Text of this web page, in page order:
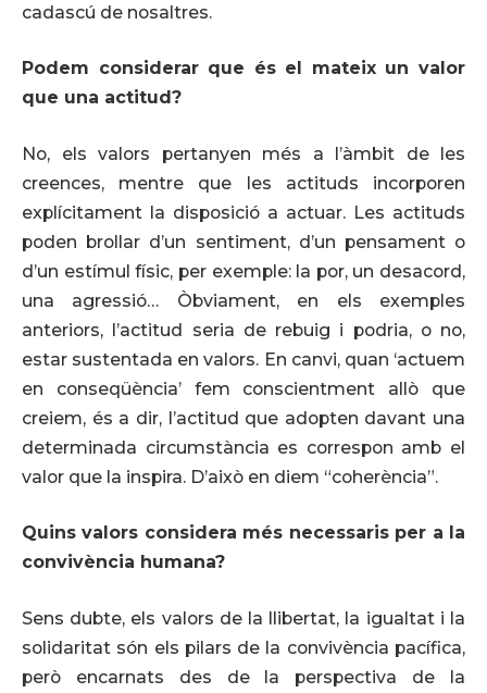
cadascú de nosaltres.
Podem considerar que és el mateix un valor
que una actitud?
No, els valors pertanyen més a l’àmbit de les
creences, mentre que les actituds incorporen
explícitament la disposició a actuar. Les actituds
poden brollar d’un sentiment, d’un pensament o
d’un estímul físic, per exemple: la por, un desacord,
una agressió… Òbviament, en els exemples
anteriors, l’actitud seria de rebuig i podria, o no,
estar sustentada en valors. En canvi, quan ‘actuem
en conseqüència’ fem conscientment allò que
creiem, és a dir, l’actitud que adopten davant una
determinada circumstància es correspon amb el
valor que la inspira. D’això en diem “coherència”.
Quins valors considera més necessaris per a la
convivència humana?
Sens dubte, els valors de la llibertat, la igualtat i la
solidaritat són els pilars de la convivència pacífica,
però encarnats des de la perspectiva de la